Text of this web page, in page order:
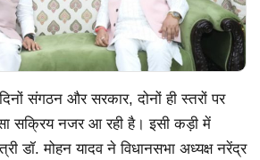
संगठन और सरकार, दोनों ही स्तरों पर
सक्रिय नजर आ रही है। इसी कड़ी में
डॉ. मोहन यादव ने विधानसभा अध्यक्ष नरेंद्र